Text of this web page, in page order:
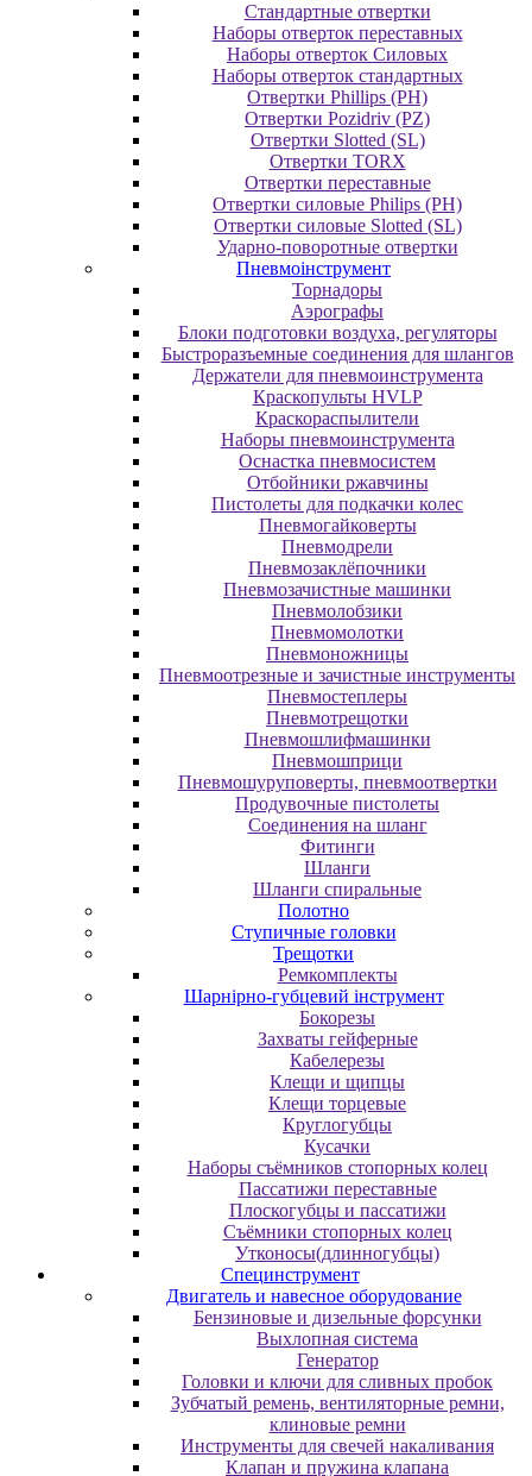
Cтандартные отвертки
Наборы отверток переставных
Наборы отверток Силовых
Наборы отверток стандартных
Отвертки Phillips (PH)
Отвертки Pozidriv (PZ)
Отвертки Slotted (SL)
Отвертки TORX
Отвертки переставные
Отвертки силовые Philips (PH)
Отвертки силовые Slotted (SL)
Ударно-поворотные отвертки
Пневмоінструмент
Topнaдopы
Аэрографы
Блоки подготовки воздуха, регуляторы
Быстроразъемные соединения для шлангов
Держатели для пневмоинструмента
Краскопульты HVLP
Краскораспылители
Наборы пневмоинструмента
Оснастка пневмосистем
Отбойники ржавчины
Пистолеты для подкачки колес
Пневмогайковерты
Пневмодрели
Пневмозаклёпочники
Пневмозачистные машинки
Пневмолобзики
Пневмомолотки
Пневмоножницы
Пневмоотрезные и зачистные инструменты
Пневмостеплеры
Пневмотрещотки
Пневмошлифмашинки
Пневмошприци
Пневмошуруповерты, пневмоотвертки
Продувочные пистолеты
Соединения на шланг
Фитинги
Шланги
Шланги спиральные
Полотно
Ступичные головки
Трещотки
Ремкомплекты
Шарнірно-губцевий інструмент
Бокорезы
Захваты гейферные
Кабелерезы
Клещи и щипцы
Клещи торцевые
Круглогубцы
Кусачки
Наборы съёмников стопорных колец
Пассатижи переставные
Плоскогубцы и пассатижи
Съёмники стопорных колец
Утконосы(длинногубцы)
Специнструмент
Двигатель и навесное оборудование
Бензиновые и дизельные форсунки
Выхлопная система
Генератор
Головки и ключи для сливных пробок
Зубчатый ремень, вентиляторные ремни,
клиновые ремни
Инструменты для свечей накаливания
Клапан и пружина клапана